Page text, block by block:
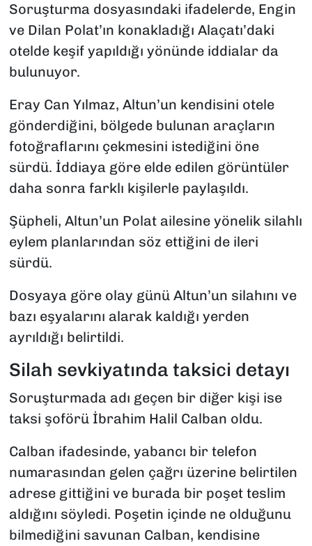
Soruşturma dosyasındaki ifadelerde, Engin
ve Dilan Polat’ın konakladığı Alaçatı’daki
otelde keşif yapıldığı yönünde iddialar da
bulunuyor.
Eray Can Yılmaz, Altun’un kendisini otele
gönderdiğini, bölgede bulunan araçların
fotoğraflarını çekmesini istediğini öne
sürdü. İddiaya göre elde edilen görüntüler
daha sonra farklı kişilerle paylaşıldı.
Şüpheli, Altun’un Polat ailesine yönelik silahlı
eylem planlarından söz ettiğini de ileri
sürdü.
Dosyaya göre olay günü Altun’un silahını ve
bazı eşyalarını alarak kaldığı yerden
ayrıldığı belirtildi.
Silah sevkiyatında taksici detayı
Soruşturmada adı geçen bir diğer kişi ise
taksi şoförü İbrahim Halil Calban oldu.
Calban ifadesinde, yabancı bir telefon
numarasından gelen çağrı üzerine belirtilen
adrese gittiğini ve burada bir poşet teslim
aldığını söyledi. Poşetin içinde ne olduğunu
bilmediğini savunan Calban, kendisine